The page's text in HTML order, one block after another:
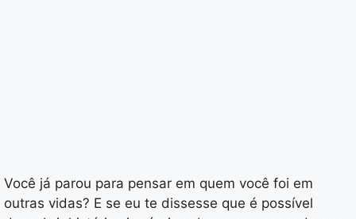
Você já parou para pensar em quem você foi em
outras vidas? E se eu te dissesse que é possível